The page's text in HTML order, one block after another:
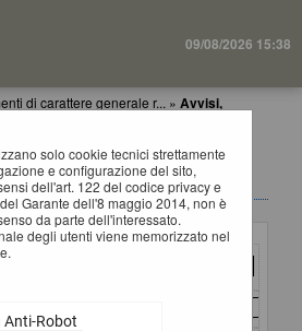
09/08/2026 15:38
di carattere generale r... » Avvisi,
solo cookie tecnici strettamente
e configurazione del sito,
dell'art. 122 del codice privacy e
Garante dell'8 maggio 2014, non è
da parte dell'interessato.
degli utenti viene memorizzato nel
Anti-Robot
E ATTI DI CARATTERE